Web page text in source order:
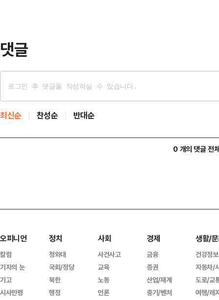
댓글
최신순 찬성순 반대순
0 개의 댓글 전
오피니언
칼럼
기자의 눈
기고
시사만평
정치
청와대
국회/정당
북한
행정
사회
사건사고
교육
노동
언론
경제
금융
증권
산업/재계
중기/벤처
생활/
건강정보
자동차/
도로/교
여행/레